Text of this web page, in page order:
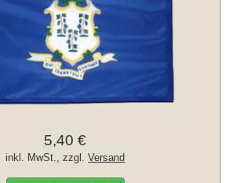
5,40 €
inkl. MwSt., zzgl.Versand